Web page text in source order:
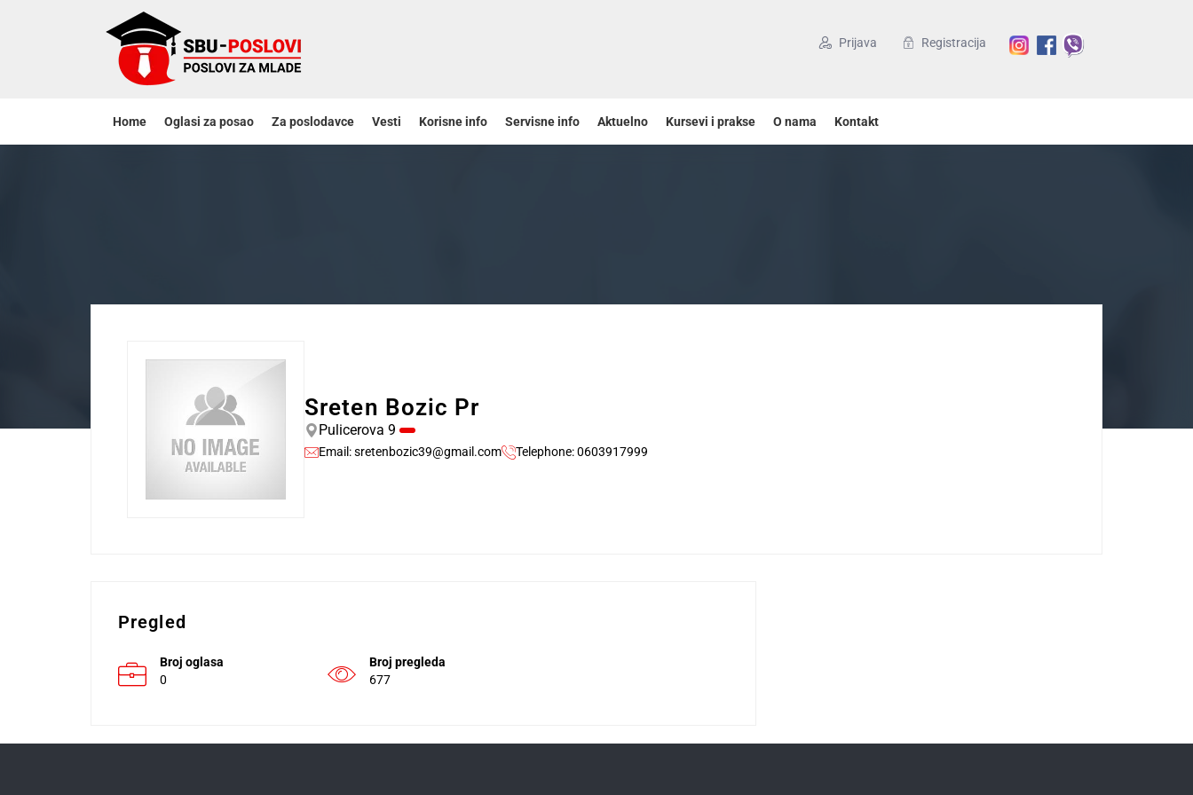
Prijava Registracija
Home Oglasi za posao Za poslodavce Vesti Korisne info Servisne info Aktuelno Kursevi i prakse O nama Kontakt
Sreten Bozic Pr
Pulicerova 9
Email:sretenbozic39@gmail.com Telephone: 0603917999
Pregled
Broj oglasa
0
Broj pregleda
677